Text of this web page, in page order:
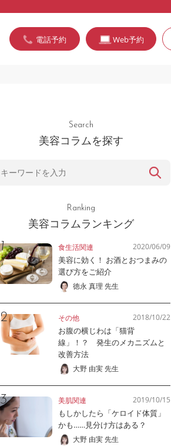
電話予約 Web予約
Search
美容コラムを探す
Ranking
美容コラムランキング
食生活関連 2020/06/09
美容に効く！ お酒とおつまみの
選び方をご紹介
徳永 真理 先生
その他 2018/10/22
お腹の横じわは「猫背
線」！？ 発生のメカニズムと
改善方法
大野 由実 先生
美肌関連 2019/10/15
もしかしたら「ケロイド体質」
かも……見分け方はある？
大野 由実 先生